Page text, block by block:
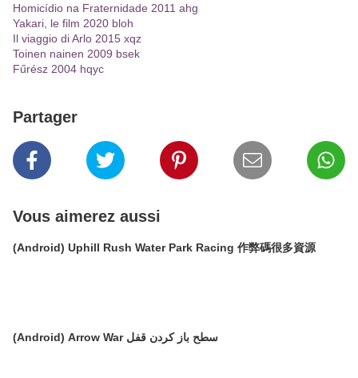
Homicídio na Fraternidade 2011 ahg
Yakari, le film 2020 bloh
Il viaggio di Arlo 2015 xqz
Toinen nainen 2009 bsek
Fűrész 2004 hqyc
Partager
Vous aimerez aussi
(Android) Uphill Rush Water Park Racing 作弊碼很多資源
(Android) Arrow War سطح باز کردن قفل